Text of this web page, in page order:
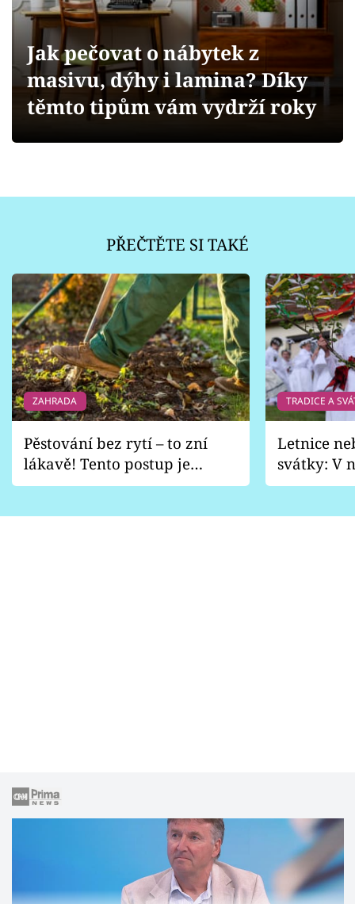
Přihlášení
Sledujte nás
Jak pečovat o nábytek z
masivu, dýhy i lamina? Díky
těmto tipům vám vydrží roky
PŘEČTĚTE SI TAKÉ
ZAHRADA
Pěstování bez rytí – to zní
lákavě! Tento postup je
vhodný jen pro některé
TRADICE A
Letnice
svátky: V
pondělí